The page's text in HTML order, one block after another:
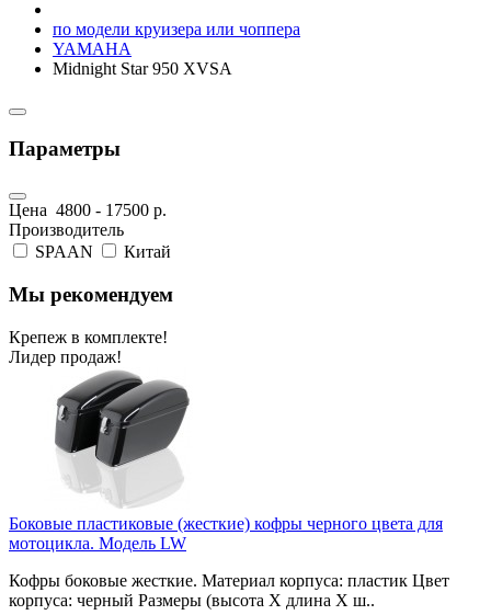
по модели круизера или чоппера
YAMAHA
Midnight Star 950 XVSA
Параметры
Цена 4800 - 17500 р.
Производитель
SPAAN
Китай
Мы рекомендуем
Крепеж в комплекте!
Лидер продаж!
Боковые пластиковые (жесткие) кофры черного цвета для
мотоцикла. Модель LW
Кофры боковые жесткие. Материал корпуса: пластик Цвет
корпуса: черный Размеры (высота X длина X ш..